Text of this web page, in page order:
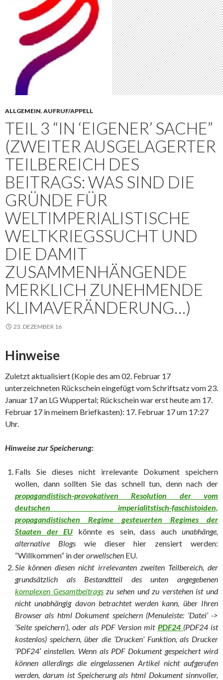
ALLGEMEIN, AUFRUF/APPELL
TEIL 3 “IN ‘EIGENER’ SACHE”
(ZWEITER AUSGELAGERTER
TEILBEREICH DES
BEITRAGS: WAS SIND DIE
GRÜNDE FÜR
WELTIMPERIALISTISCHE
WELTKRIEGSSUCHT UND
DIE DAMIT
ZUSAMMENHÄNGENDE
MERKLICH ZUNEHMENDE
KLIMAVERÄNDERUNG…)
23. DEZEMBER 16
Hinweise
Zuletzt aktualisiert (Kopie des am 02. Februar 17
unterzeichneten Rückschein eingefügt vom Schriftsatz vom 23.
Januar 17 an LG Wuppertal; Rückschein war erst heute am 17.
Februar 17 in meinem Briefkasten): 17. Februar 17 um 17:27
Uhr.
Hinweise zur Speicherung:
Falls Sie dieses nicht irrelevante Dokument speichern
wollen, dann sollten Sie das schnell tun, denn nach der
propagandistisch-provokativen Resolution der vom
deutschen imperialitstisch-faschistoiden,
propagandistischen Regime gesteuerten Regimes der
Staaten der EU könnte es sein, dass auch unabhänge,
alternative Blogswie dieser hier zensiert werden:
“Willkommen” in derorwellschen EU.
Sie können diesen nicht irrelevanten zweiten Teilbereich, der
grundsätzlich als Bestandtteil des unten angegebenen
komplexen Gesamtbeitragszu sehen und zu verstehen ist und
nicht unabhängig davon betrachtet werden kann, über Ihren
Browser als html Dokument speichern (Menuleiste: ‘Datei’ ->
‘Seite speichern’), oder als PDF Version mit PDF24 (PDF24 ist
kostenlos) speichern, über die ‘Drucken’ Funktion, als Drucker
‘PDF24′ einstellen. Wenn als PDF Dokument gespeichert wird
können allerdings die eingelassenen Artikel nicht aufgerufen
werden, darum ist Speicherung als html Dokument sinnvoller,